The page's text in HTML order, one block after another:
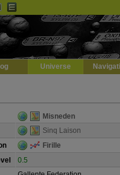
Universe
Misneden
Sinq Laison
Firille
0.5